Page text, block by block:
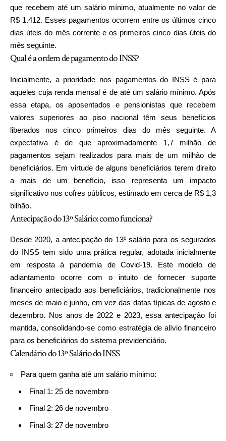
que recebem até um salário mínimo, atualmente no valor de
R$ 1.412. Esses pagamentos ocorrem entre os últimos cinco
dias úteis do mês corrente e os primeiros cinco dias úteis do
mês seguinte.
Qual é a ordem de pagamento do INSS?
Inicialmente, a prioridade nos pagamentos do INSS é para
aqueles cuja renda mensal é de até um salário mínimo. Após
essa etapa, os aposentados e pensionistas que recebem
valores superiores ao piso nacional têm seus benefícios
liberados nos cinco primeiros dias do mês seguinte. A
expectativa é de que aproximadamente 1,7 milhão de
pagamentos sejam realizados para mais de um milhão de
beneficiários. Em virtude de alguns beneficiários terem direito
a mais de um benefício, isso representa um impacto
significativo nos cofres públicos, estimado em cerca de R$ 1,3
bilhão.
Antecipação do 13º Salário: como funciona?
Desde 2020, a antecipação do 13º salário para os segurados
do INSS tem sido uma prática regular, adotada inicialmente
em resposta à pandemia de Covid-19. Este modelo de
adiantamento ocorre com o intuito de fornecer suporte
financeiro antecipado aos beneficiários, tradicionalmente nos
meses de maio e junho, em vez das datas típicas de agosto e
dezembro. Nos anos de 2022 e 2023, essa antecipação foi
mantida, consolidando-se como estratégia de alívio financeiro
para os beneficiários do sistema previdenciário.
Calendário do 13º Salário do INSS
Para quem ganha até um salário mínimo:
Final 1: 25 de novembro
Final 2: 26 de novembro
Final 3: 27 de novembro